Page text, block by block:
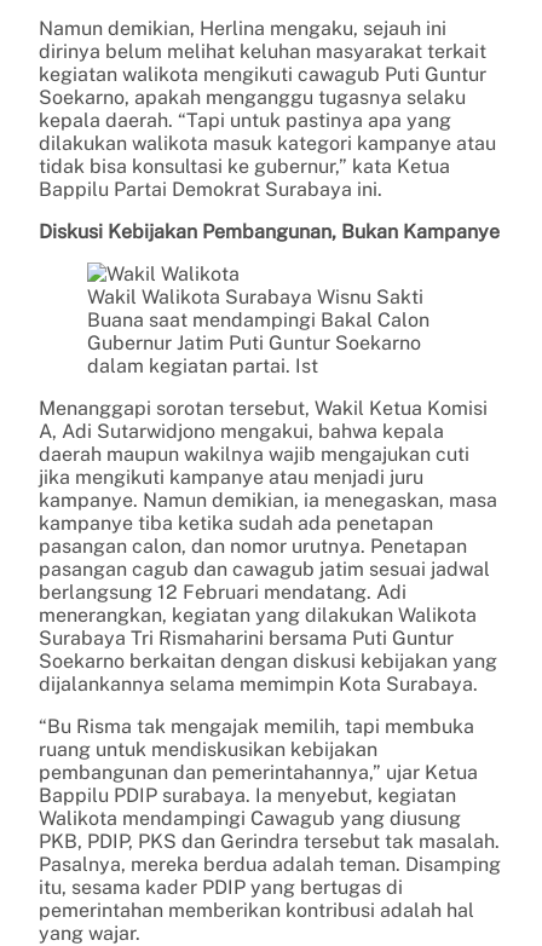
Namun demikian, Herlina mengaku, sejauh ini
dirinya belum melihat keluhan masyarakat terkait
kegiatan walikota mengikuti cawagub Puti Guntur
Soekarno, apakah menganggu tugasnya selaku
kepala daerah. “Tapi untuk pastinya apa yang
dilakukan walikota masuk kategori kampanye atau
tidak bisa konsultasi ke gubernur,” kata Ketua
Bappilu Partai Demokrat Surabaya ini.
Diskusi Kebijakan Pembangunan, Bukan Kampanye
Wakil Walikota Surabaya Wisnu Sakti
Buana saat mendampingi Bakal Calon
Gubernur Jatim Puti Guntur Soekarno
dalam kegiatan partai. Ist
Menanggapi sorotan tersebut, Wakil Ketua Komisi
A, Adi Sutarwidjono mengakui, bahwa kepala
daerah maupun wakilnya wajib mengajukan cuti
jika mengikuti kampanye atau menjadi juru
kampanye. Namun demikian, ia menegaskan, masa
kampanye tiba ketika sudah ada penetapan
pasangan calon, dan nomor urutnya. Penetapan
pasangan cagub dan cawagub jatim sesuai jadwal
berlangsung 12 Februari mendatang. Adi
menerangkan, kegiatan yang dilakukan Walikota
Surabaya Tri Rismaharini bersama Puti Guntur
Soekarno berkaitan dengan diskusi kebijakan yang
dijalankannya selama memimpin Kota Surabaya.
“Bu Risma tak mengajak memilih, tapi membuka
ruang untuk mendiskusikan kebijakan
pembangunan dan pemerintahannya,” ujar Ketua
Bappilu PDIP surabaya. Ia menyebut, kegiatan
Walikota mendampingi Cawagub yang diusung
PKB, PDIP, PKS dan Gerindra tersebut tak masalah.
Pasalnya, mereka berdua adalah teman. Disamping
itu, sesama kader PDIP yang bertugas di
pemerintahan memberikan kontribusi adalah hal
yang wajar.